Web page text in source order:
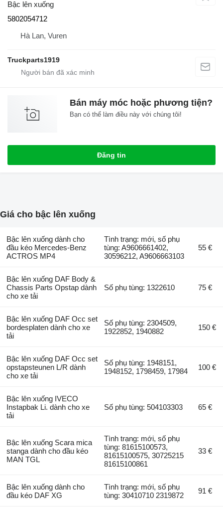
Bậc lên xuống
5802054712
Hà Lan, Vuren
Truckparts1919
Bán máy móc hoặc phương tiện?
Bạn có thể làm điều này với chúng tôi!
Đăng tin
Giá cho bậc lên xuống
Bậc lên xuống dành cho
đầu kéo Mercedes-Benz
ACTROS MP4
Tình trạng: mới, số phụ
tùng: A9606661402,
30596212, A9606663103
55 €
Bậc lên xuống DAF Body &
Chassis Parts Opstap dành
cho xe tải
Số phụ tùng: 1322610 75 €
Bậc lên xuống DAF Occ set
bordesplaten dành cho xe
tải
Số phụ tùng: 2304509,
1922852, 1940882
150 €
Bậc lên xuống DAF Occ set
opstapsteunen L/R dành
cho xe tải
Số phụ tùng: 1948151,
1948152, 1798459, 17984
100 €
Bậc lên xuống IVECO
Instapbak Li. dành cho xe
tải
Số phụ tùng: 504103303 65 €
Bậc lên xuống Scara mica
stanga dành cho đầu kéo
MAN TGL
Tình trạng: mới, số phụ
tùng: 81615100573,
81615100575, 30725215
81615100861
33 €
Bậc lên xuống dành cho
đầu kéo DAF XG
Tình trạng: mới, số phụ
tùng: 30410710 2319872
91 €